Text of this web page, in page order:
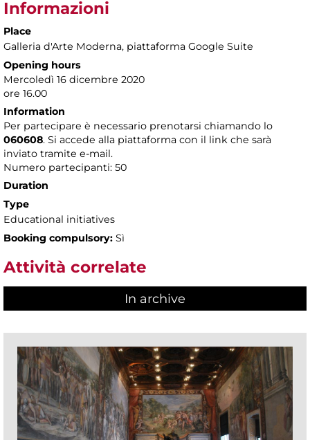
Informazioni
Place
Galleria d'Arte Moderna, piattaforma Google Suite
Opening hours
Mercoledì 16 dicembre 2020
ore 16.00
Information
Per partecipare è necessario prenotarsi chiamando lo
060608. Si accede alla piattaforma con il link che sarà
inviato tramite e-mail.
Numero partecipanti: 50
Duration
Type
Educational initiatives
Booking compulsory: Sì
Attività correlate
In archive